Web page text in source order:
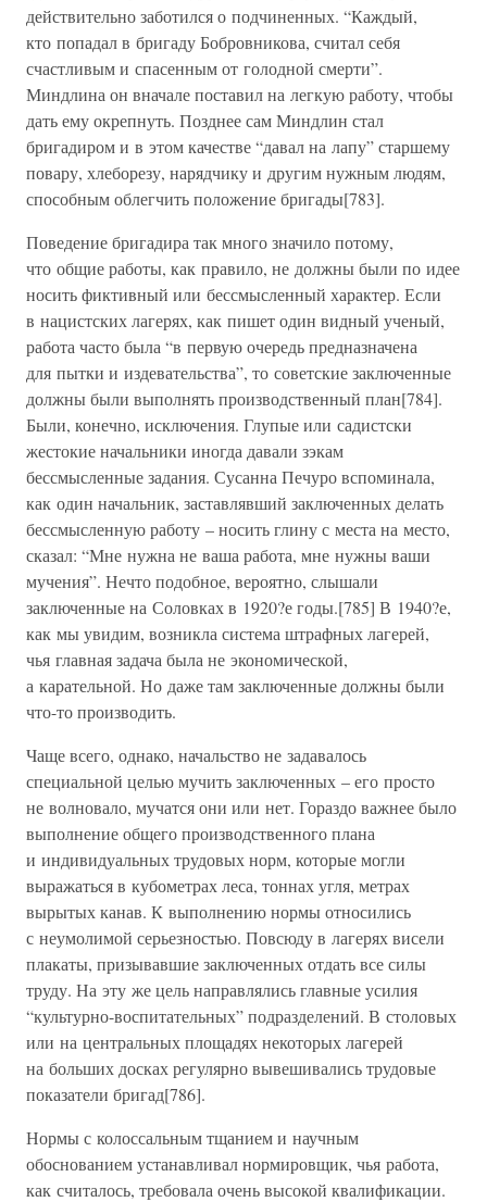
действительно заботился о подчиненных. “Каждый,
кто попадал в бригаду Бобровникова, считал себя
счастливым и спасенным от голодной смерти”.
Миндлина он вначале поставил на легкую работу, чтобы
дать ему окрепнуть. Позднее сам Миндлин стал
бригадиром и в этом качестве “давал на лапу” старшему
повару, хлеборезу, нарядчику и другим нужным людям,
способным облегчить положение бригады[783].
Поведение бригадира так много значило потому,
что общие работы, как правило, не должны были по идее
носить фиктивный или бессмысленный характер. Если
в нацистских лагерях, как пишет один видный ученый,
работа часто была “в первую очередь предназначена
для пытки и издевательства”, то советские заключенные
должны были выполнять производственный план[784].
Были, конечно, исключения. Глупые или садистски
жестокие начальники иногда давали зэкам
бессмысленные задания. Сусанна Печуро вспоминала,
как один начальник, заставлявший заключенных делать
бессмысленную работу – носить глину с места на место,
сказал: “Мне нужна не ваша работа, мне нужны ваши
мучения”. Нечто подобное, вероятно, слышали
заключенные на Соловках в 1920?е годы.[785] В 1940?е,
как мы увидим, возникла система штрафных лагерей,
чья главная задача была не экономической,
а карательной. Но даже там заключенные должны были
что-то производить.
Чаще всего, однако, начальство не задавалось
специальной целью мучить заключенных – его просто
не волновало, мучатся они или нет. Гораздо важнее было
выполнение общего производственного плана
и индивидуальных трудовых норм, которые могли
выражаться в кубометрах леса, тоннах угля, метрах
вырытых канав. К выполнению нормы относились
с неумолимой серьезностью. Повсюду в лагерях висели
плакаты, призывавшие заключенных отдать все силы
труду. На эту же цель направлялись главные усилия
“культурно-воспитательных” подразделений. В столовых
или на центральных площадях некоторых лагерей
на больших досках регулярно вывешивались трудовые
показатели бригад[786].
Нормы с колоссальным тщанием и научным
обоснованием устанавливал нормировщик, чья работа,
как считалось, требовала очень высокой квалификации.